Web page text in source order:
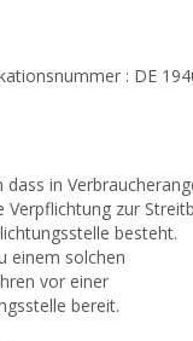
: DE
in
Verpflichtung zur
besteht.
einem solchen
vor einer
bereit.